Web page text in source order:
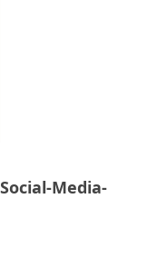
Media-